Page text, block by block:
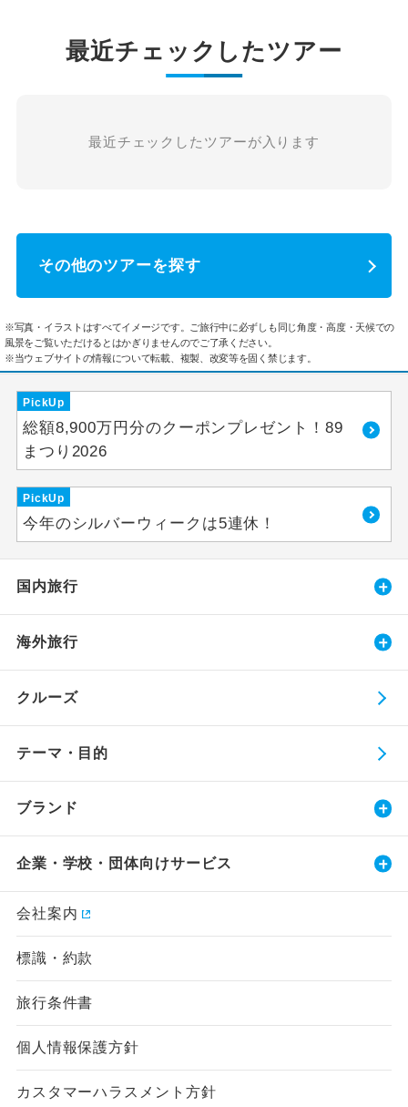
最近チェックしたツアー
最近チェックしたツアーが入ります
その他のツアーを探す
※写真・イラストはすべてイメージです。ご旅行中に必ずしも同じ角度・高度・天候での
風景をご覧いただけるとはかぎりませんのでご了承ください。
※当ウェブサイトの情報について転載、複製、改変等を固く禁じます。
PickUp
総額8,900万円分のクーポンプレゼント！89
まつり2026
PickUp
今年のシルバーウィークは5連休！
国内旅行
海外旅行
クルーズ
テーマ・目的
ブランド
企業・学校・団体向けサービス
会社案内
標識・約款
旅行条件書
個人情報保護方針
カスタマーハラスメント方針